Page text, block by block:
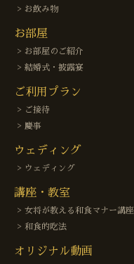
お飲み物
お部屋
お部屋のご紹介
結婚式・披露宴
ご利用プラン
ご接待
慶事
ウェディング
ウェディング
講座・教室
女将が教える和食マナー講座
和食的吃法
オリジナル動画